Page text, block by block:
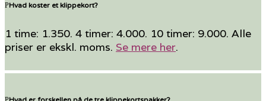
Hvad koster et klippekort?
1 time: 1.350. 4 timer: 4.000. 10 timer: 9.000. Alle
priser er ekskl. moms. Se mere her.